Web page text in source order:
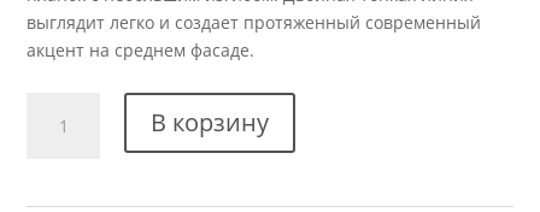
выглядит легко и создает протяженный современный
акцент на среднем фасаде.
товара
В корзину